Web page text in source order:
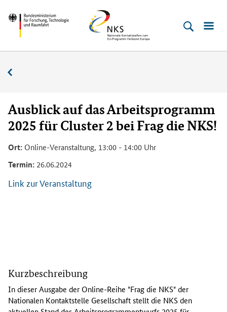
zum
Inhalt
(Eingabetaste)
zum
Hauptmenu
(Eingabetaste)
zur
Suche
(Eingabetaste)
zur
Fußleiste
(Enter)
Bundesministerium
Technologie
Raumfahrt
Horizont
Europa
Ausblick auf das Arbeitsprogramm
2025 für Cluster 2 bei Frag die NKS!
Ort: Online-Veranstaltung, 13:00 - 14:00 Uhr
Termin: 26.06.2024
Link zur Veranstaltung
d
i
e
Kurzbeschreibung
In dieser Ausgabe der Online-Reihe "Frag die NKS" der
Nationalen Kontaktstelle Gesellschaft stellt die NKS den